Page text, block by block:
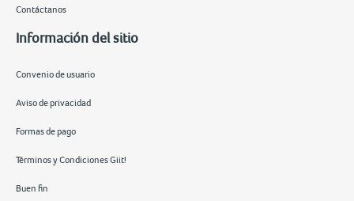
Contáctanos
Información del sitio
Convenio de usuario
Aviso de privacidad
Formas de pago
Términos y Condiciones Giit!
Buen fin